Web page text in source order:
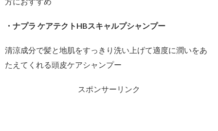
・ナプラ ケアテクトHBスキャルプシャンプー
清涼成分で髪と地肌をすっきり洗い上げて適度に潤いをあ
たえてくれる頭皮ケアシャンプー
スポンサーリンク